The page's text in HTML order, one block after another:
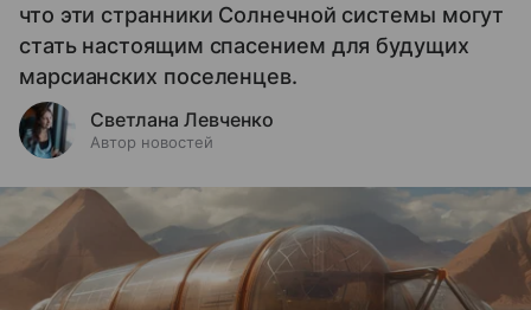
что эти странники Солнечной системы могут
стать настоящим спасением для будущих
марсианских поселенцев.
Светлана Левченко
Автор новостей